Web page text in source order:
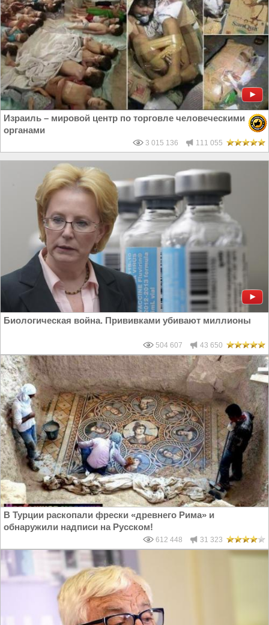
Израиль – мировой центр по торговле человеческими
органами
3 015 136 111 055
Биологическая война. Прививками убивают миллионы
504 607 43 650
В Турции раскопали фрески «древнего Рима» и
обнаружили надписи на Русском!
612 448 31 323